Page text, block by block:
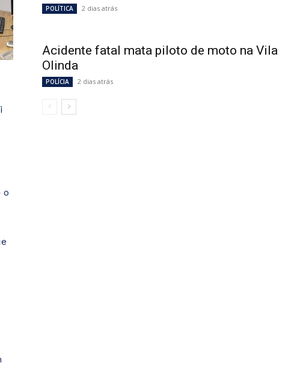
o
POLÍTICA 2 dias atrás
Acidente fatal mata piloto de moto na Vila
Olinda
POLÍCIA 2 dias atrás